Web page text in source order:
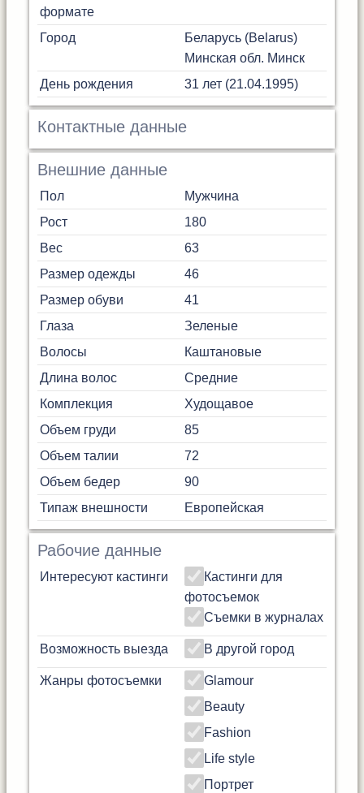
формате
Город
Беларусь (Belarus)
Минская обл. Минск
День рождения
31 лет (21.04.1995)
Контактные данные
Внешние данные
Пол
Мужчина
Рост
180
Вес
63
Размер одежды
46
Размер обуви
41
Глаза
Зеленые
Волосы
Каштановые
Длина волос
Средние
Комплекция
Худощавое
Объем груди
85
Объем талии
72
Объем бедер
90
Типаж внешности
Европейская
Рабочие данные
Интересуют кастинги
Кастинги для
фотосъемок
Съемки в журналах
Возможность выезда В другой город
Жанры фотосъемки
Glamour
Beauty
Fashion
Life style
Портрет